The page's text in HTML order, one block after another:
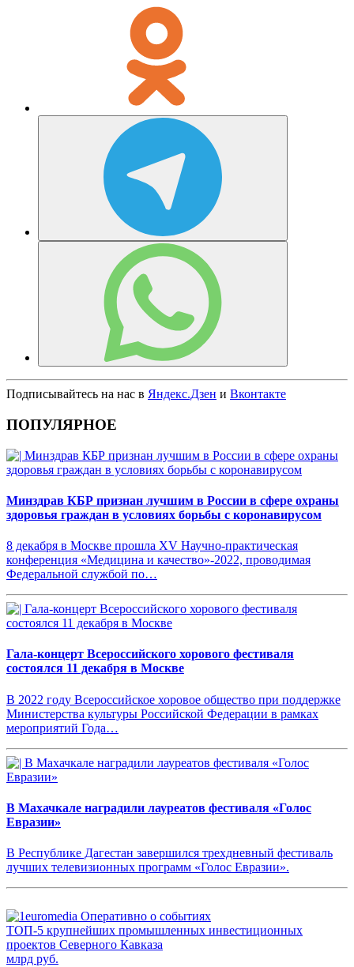
Подписывайтесь на нас в Яндекс.Дзен и Вконтакте
ПОПУЛЯРНОЕ
Минздрав КБР признан лучшим в России в сфере охраны
здоровья граждан в условиях борьбы с коронавирусом
8 декабря в Москве прошла XV Научно-практическая
конференция «Медицина и качество»-2022, проводимая
Федеральной службой по…
Гала-концерт Всероссийского хорового фестиваля
состоялся 11 декабря в Москве
В 2022 году Всероссийское хоровое общество при поддержке
Министерства культуры Российской Федерации в рамках
мероприятий Года…
В Махачкале наградили лауреатов фестиваля «Голос
Евразии»
В Республике Дагестан завершился трехдневный фестиваль
лучших телевизионных программ «Голос Евразии».
ТОП-5 крупнейших промышленных инвестиционных
проектов Северного Кавказа
млрд руб.